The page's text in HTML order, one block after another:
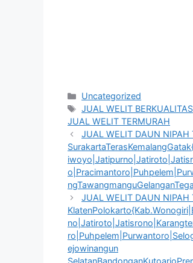
Kategori
Uncategorized
Tag
JUAL WELIT BERKUALITAS
JUAL WELIT TERMURAH
JUAL WELIT DAUN NIPAH
JUAL WELIT DAUN
ejowinangun